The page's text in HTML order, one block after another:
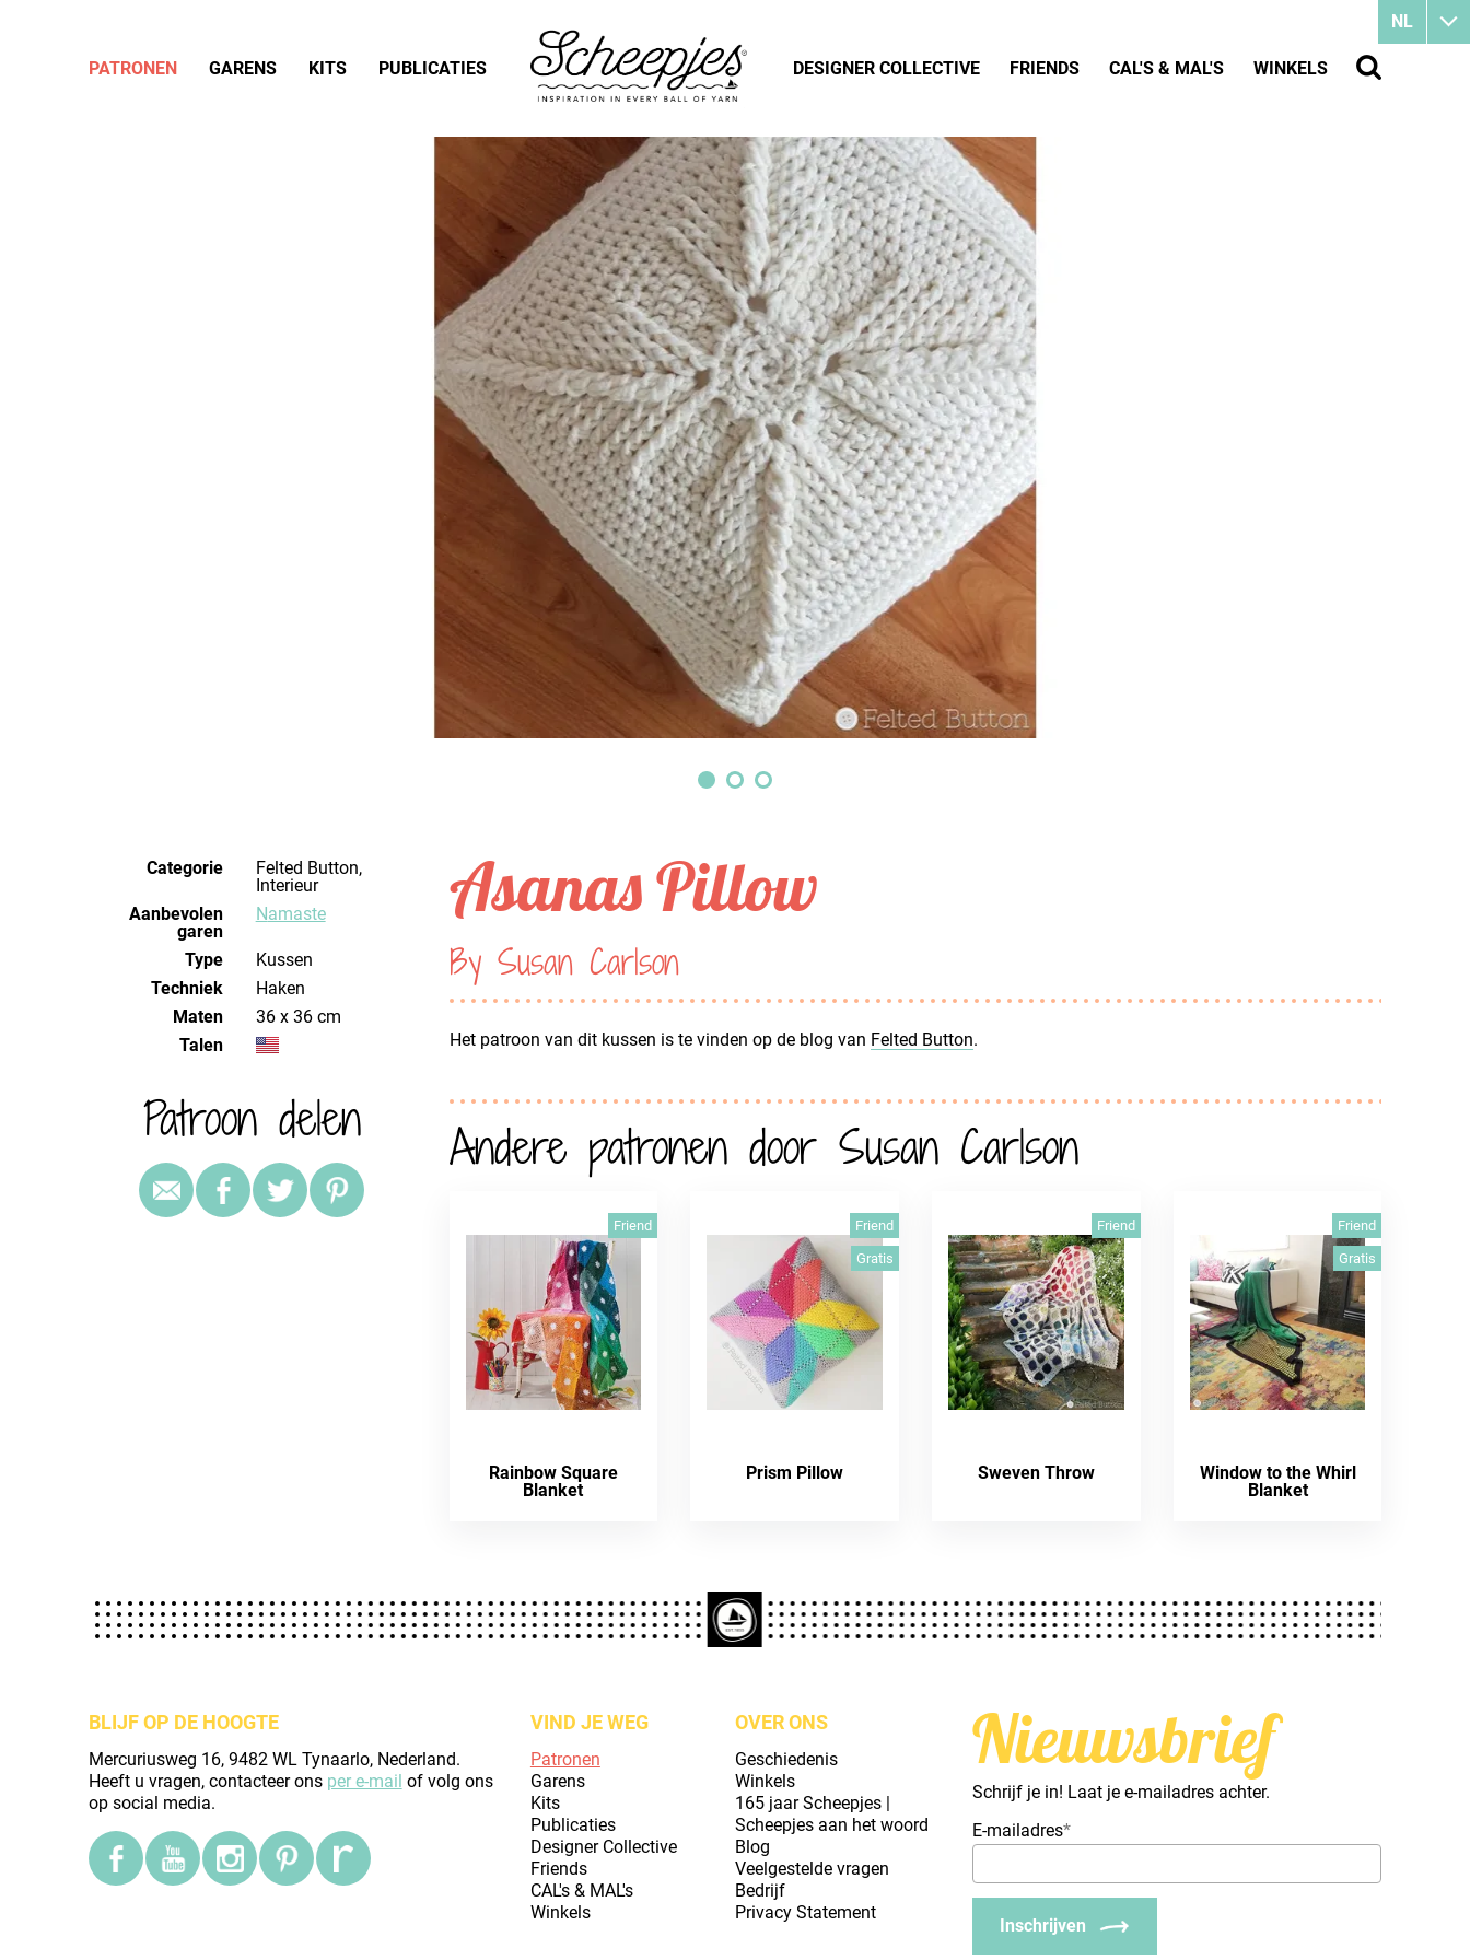
Categorie
Felted Button,
Interieur
Aanbevolen
garen
Namaste
Type
Kussen
Techniek
haken
Maten
36 x 36 cm
Talen
Patroon delen
Asanas Pillow
By Susan Carlson
Het patroon van dit kussen is te vinden op de blog van Felted Button.
Andere patronen door Susan Carlson
Friend
Rainbow Square
Blanket
Friend
Gratis
Prism Pillow
Friend
Sweven Throw
Friend
Gratis
Window to the Whirl
Blanket
BLIJF OP DE HOOGTE
Mercuriusweg 16, 9482 WL Tynaarlo, Nederland.
Heeft u vragen, contacteer ons per e-mail of volg ons
op social media.
VIND JE WEG
Patronen
Garens
Kits
Publicaties
Designer Collective
Friends
CAL's & MAL's
Winkels
OVER ONS
Geschiedenis
Winkels
165 jaar Scheepjes |
Scheepjes aan het woord
Blog
Veelgestelde vragen
Bedrijf
Privacy Statement
Nieuwsbrief
Schrijf je in! Laat je e-mailadres achter.
E-mailadres*
Inschrijven
NL
PATRONEN GARENS KITS PUBLICATIES DESIGNER COLLECTIVE FRIENDS CAL'S & MAL'S WINKELS